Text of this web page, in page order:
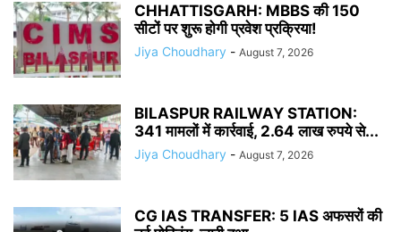
CHHATTISGARH: MBBS की 150
सीटों पर शुरू होगी प्रवेश प्रक्रिया!
Jiya Choudhary - August 7, 2026
BILASPUR RAILWAY STATION:
341 मामलों में कार्रवाई, 2.64 लाख रुपये से...
Jiya Choudhary - August 7, 2026
CG IAS TRANSFER: 5 IAS अफसरों की